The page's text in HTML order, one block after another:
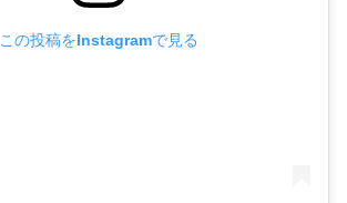
この投稿をInstagramで見る